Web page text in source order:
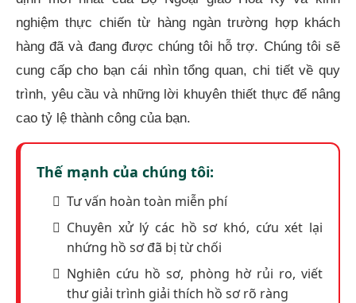
nghiệm thực chiến từ hàng ngàn trường hợp khách
hàng đã và đang được chúng tôi hỗ trợ. Chúng tôi sẽ
cung cấp cho bạn cái nhìn tổng quan, chi tiết về quy
trình, yêu cầu và những lời khuyên thiết thực để nâng
cao tỷ lệ thành công của bạn.
Thế mạnh của chúng tôi:
Tư vấn hoàn toàn miễn phí
Chuyên xử lý các hồ sơ khó, cứu xét lại
nhứng hồ sơ đã bị từ chối
Nghiên cứu hồ sơ, phòng hờ rủi ro, viết
thư giải trình giải thích hồ sơ rõ ràng